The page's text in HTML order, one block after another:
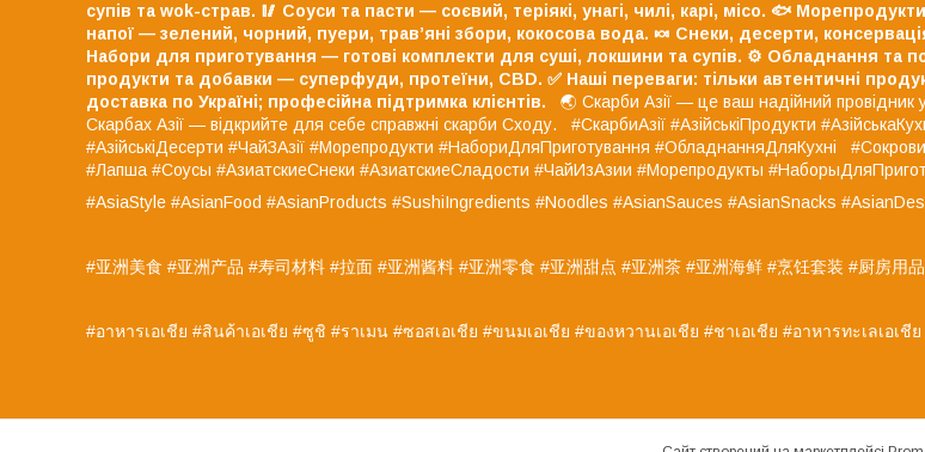
супів та wok-страв. 🥢 Соуси та пасти — соєвий, теріякі, унагі, чилі, карі, місо. 🐟 Морепродукти
напої — зелений, чорний, пуери, трав’яні збори, кокосова вода. 🍬 Снеки, десерти,
Набори для приготування — готові комплекти для суші, локшини та супів. ⚙️ Обладнання та
продукти та добавки — суперфуди, протеїни, CBD. ✅ Наші переваги: тільки автентичні
доставка по Україні; професійна підтримка клієнтів. 🌏 Скарби Азії — це ваш надійний провідник у
Скарбах Азії — відкрийте для себе справжні скарби Сходу. #СкарбиАзії #АзійськіПродукти
#АзійськіДесерти #ЧайЗАзії #Морепродукти #НабориДляПриготування #ОбладнанняДляКухні
#Лапша #Соусы #АзиатскиеСнеки #АзиатскиеСладости #ЧайИзАзии #Морепродукты
#AsiaStyle #AsianFood #AsianProducts #SushiIngredients #Noodles #AsianSauces #AsianSnacks
#亚洲美食 #亚洲产品 #寿司材料 #拉面 #亚洲酱料 #亚洲零食 #亚洲甜点 #亚洲茶 #亚洲海鲜 #烹饪套装 #厨房用品
#อาหารเอเชีย #สินค้าเอเชีย #ซูชิ #ราเมน #ซอสเอเชีย #ขนมเอเชีย #ของหวานเอเชีย #ชาเอเชีย #อาหารทะเลเอเ